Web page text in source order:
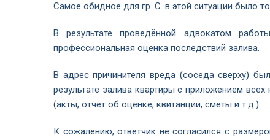
Самое обидное для гр. С. в этой ситуации было
В результате проведённой адвокатом
профессиональная оценка последствий залива.
В адрес причинителя вреда (соседа сверху)
результате залива квартиры с приложением
(акты, отчет об оценке, квитанции, сметы и т.д.).
К сожалению, ответчик не согласился с